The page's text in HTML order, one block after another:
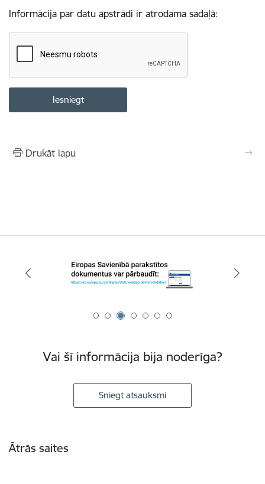
Informācija par datu apstrādi ir atrodama sadaļā:
Drukāt lapu
Vai šī informācija bija noderīga?
Sniegt atsauksmi
Ātrās saites